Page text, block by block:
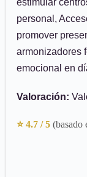
estimular
personal,
promover
armonizadores
emocional en
Valoración:
⭐ 4.7 / 5 (basado